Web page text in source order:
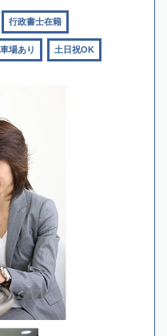
行政書士在籍
場あり 土日祝OK